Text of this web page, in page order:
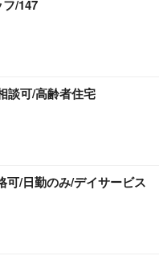
/147
談可/高齢者住宅
可/日勤のみ/デイサービス